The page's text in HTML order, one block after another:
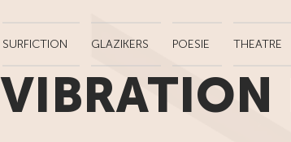
SURFICTION GLAZIKERS POESIE THEATRE
VIBRATION